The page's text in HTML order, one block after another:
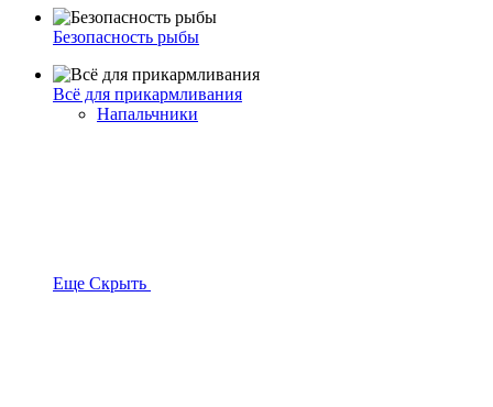
Безопасность рыбы
Всё для прикармливания
Напальчники
Еще Скрыть